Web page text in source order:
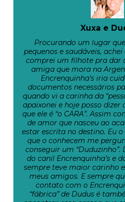
Xuxa e
Procurando um lugar
pequenos e saudáveis, achei
comprei um filhote pra dar
amiga que mora na
Encrenquinha’s iria
documentos necessários
quando vi a carinha da
apaixonei e hoje posso dizer
que ele é “o CARA”. Assim
de amor que nasceu ao
estar escrita no destino. Eu
que o conhecem me
conseguir um “Duduzinho”.
do canil Encrenquinha’s e
sempre teve maior carinho
meus amigos. E sempre
contato com o
“fábrica” de Dudus é